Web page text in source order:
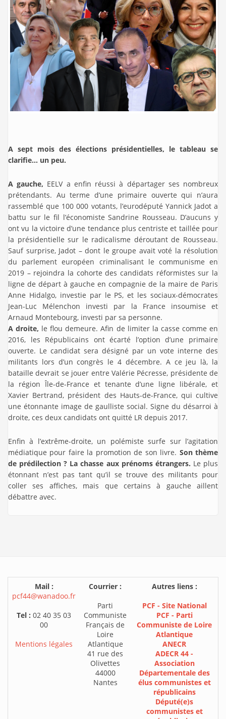
A sept mois des élections présidentielles, le tableau se
clarifie… un peu.
A gauche, EELV a enfin réussi à départager ses nombreux
prétendants. Au terme d’une primaire ouverte qui n’aura
rassemblé que 100 000 votants, l’eurodéputé Yannick Jadot a
battu sur le fil l’économiste Sandrine Rousseau. D’aucuns y
ont vu la victoire d’une tendance plus centriste et taillée pour
la présidentielle sur le radicalisme déroutant de Rousseau.
Sauf surprise, Jadot – dont le groupe avait voté la résolution
du parlement européen criminalisant le communisme en
2019 – rejoindra la cohorte des candidats réformistes sur la
ligne de départ à gauche en compagnie de la maire de Paris
Anne Hidalgo, investie par le PS, et les sociaux-démocrates
Jean-Luc Mélenchon investi par la France insoumise et
Arnaud Montebourg, investi par sa personne.
A droite, le flou demeure. Afin de limiter la casse comme en
2016, les Républicains ont écarté l’option d’une primaire
ouverte. Le candidat sera désigné par un vote interne des
militants lors d’un congrès le 4 décembre. A ce jeu là, la
bataille devrait se jouer entre Valérie Pécresse, présidente de
la région Île-de-France et tenante d’une ligne libérale, et
Xavier Bertrand, président des Hauts-de-France, qui cultive
une étonnante image de gaulliste social. Signe du désarroi à
droite, ces deux candidats ont quitté LR depuis 2017.
Enfin à l’extrême-droite, un polémiste surfe sur l’agitation
médiatique pour faire la promotion de son livre. Son thème
de prédilection ? La chasse aux prénoms étrangers. Le plus
étonnant n’est pas tant qu’il se trouve des militants pour
coller ses affiches, mais que certains à gauche aillent
débattre avec.
Mail :
pcf44@wanadoo.fr
Tel : 02 40 35 03
00
Mentions légales
Courrier :
Parti
Communiste
Français de
Loire
Atlantique
41 rue des
Olivettes
44000
Nantes
Autres liens :
PCF - Site National
PCF - Parti
Communiste de Loire
Atlantique
ANECR
ADECR 44 -
Association
Départementale des
élus communistes et
républicains
Député(e)s
communistes et